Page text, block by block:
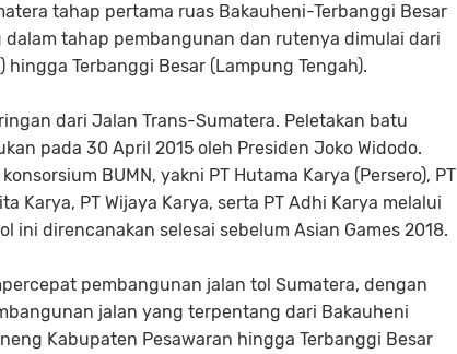
tahap pertama ruas Bakauheni-Terbanggi Besar
dalam tahap pembangunan dan rutenya dimulai dari
Terbanggi Besar (Lampung Tengah).
dari Jalan Trans-Sumatera. Peletakan batu
pada 30 April 2015 oleh Presiden Joko Widodo.
BUMN, yakni PT Hutama Karya (Persero), PT
Karya, PT Wijaya Karya, serta PT Adhi Karya melalui
ini direncanakan selesai sebelum Asian Games 2018.
pembangunan jalan tol Sumatera, dengan
jalan yang terpentang dari Bakauheni
Kabupaten Pesawaran hingga Terbanggi Besar